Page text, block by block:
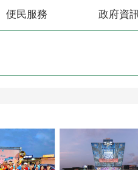
便民服務 政府資